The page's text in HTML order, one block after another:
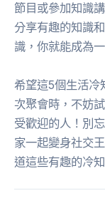
節目或參加知識
分享有趣的知識
識，你就能成為
希望這5個生活冷
次聚會時，不妨
受歡迎的人！別
家一起變身社交
道這些有趣的冷